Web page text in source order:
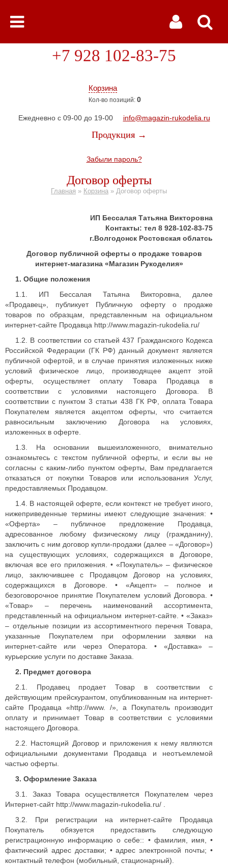
Корзина
Кол-во позиций: 0
+7 928 102-83-75
Ежедневно с 09-00 до 19-00 info@magazin-rukodelia.ru
Продукция →
Забыли пароль?
Договор оферты
Главная » Корзина » Договор оферты
ИП Бессалая Татьяна Викторовна
Контакты: тел 8 928-102-83-75
г.Волгодонск Ростовская облатсь
Договор публичной оферты о продаже товаров
интернет-магазина «Магазин Рукоделия»
1. Общие положения
1.1. ИП Бессалая Татьяна Викторовна, далее
«Продавец», публикует Публичную оферту о продаже
товаров по образцам, представленным на официальном
интернет-сайте Продавца http://www.magazin-rukodelia.ru/
1.2. В соответствии со статьей 437 Гражданского Кодекса
Российской Федерации (ГК РФ) данный документ является
публичной офертой, и в случае принятия изложенных ниже
условий физическое лицо, производящее акцепт этой
оферты, осуществляет оплату Товара Продавца в
соответствии с условиями настоящего Договора. В
соответствии с пунктом 3 статьи 438 ГК РФ, оплата Товара
Покупателем является акцептом оферты, что считается
равносильным заключению Договора на условиях,
изложенных в оферте.
1.3. На основании вышеизложенного, внимательно
ознакомьтесь с текстом публичной оферты, и если вы не
согласны с каким-либо пунктом оферты, Вам предлагается
отказаться от покупки Товаров или использования Услуг,
предоставляемых Продавцом.
1.4. В настоящей оферте, если контекст не требует иного,
нижеприведенные термины имеют следующие значения: •
«Оферта» – публичное предложение Продавца,
адресованное любому физическому лицу (гражданину),
заключить с ним договор купли-продажи (далее – «Договор»)
на существующих условиях, содержащихся в Договоре,
включая все его приложения. • «Покупатель» – физическое
лицо, заключившее с Продавцом Договор на условиях,
содержащихся в Договоре. • «Акцепт» – полное и
безоговорочное принятие Покупателем условий Договора. •
«Товар» – перечень наименований ассортимента,
представленный на официальном интернет-сайте. • «Заказ»
– отдельные позиции из ассортиментного перечня Товара,
указанные Покупателем при оформлении заявки на
интернет-сайте или через Оператора. • «Доставка» –
курьерские услуги по доставке Заказа.
2. Предмет договора
2.1. Продавец продает Товар в соответствии с
действующим прейскурантом, опубликованным на интернет-
сайте Продавца «http://www. /», а Покупатель производит
оплату и принимает Товар в соответствии с условиями
настоящего Договора.
2.2. Настоящий Договор и приложения к нему являются
официальными документами Продавца и неотъемлемой
частью оферты.
3. Оформление Заказа
3.1. Заказ Товара осуществляется Покупателем через
Интернет-сайт http://www.magazin-rukodelia.ru/ .
3.2. При регистрации на интернет-сайте Продавца
Покупатель обязуется предоставить следующую
регистрационную информацию о себе:: • фамилия, имя, •
фактический адрес доставки; • адрес электронной почты; •
контактный телефон (мобильный, стационарный).